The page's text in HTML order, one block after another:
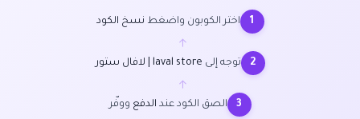
1 اختر الكوبون واضغط نسخ الكود
←
2 توجه إلى laval store | لافال ستور
←
3 الصق الكود عند الدفع ووفّر